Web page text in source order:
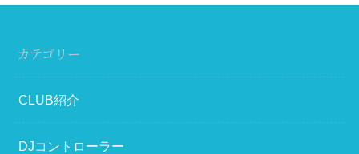
カテゴリー
CLUB紹介
DJコントローラー